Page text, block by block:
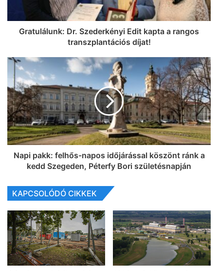
Gratulálunk: Dr. Szederkényi Edit kapta a rangos
transzplantációs díjat!
Napi pakk: felhős-napos időjárással köszönt ránk a
kedd Szegeden, Péterfy Bori születésnapján
KAPCSOLÓDÓ CIKKEK